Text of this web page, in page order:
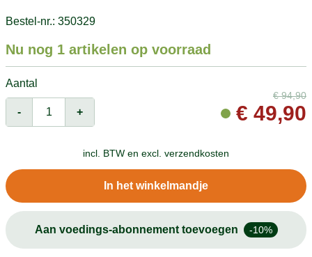
Bestel-nr.: 350329
Nu nog 1 artikelen op voorraad
Aantal
- +
€94,90
€ 49,90
incl. BTW en excl. verzendkosten
In het winkelmandje
Aan voedings-abonnement toevoegen -10%